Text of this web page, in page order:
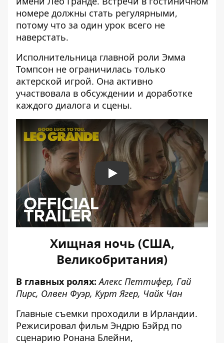
номере должны стать регулярными,
потому что за один урок всего не
наверстать.
Исполнительница главной роли Эмма
Томпсон не ограничилась только
актерской игрой. Она активно
участвовала в обсуждении и доработке
каждого диалога и сцены.
Play
Хищная ночь (США,
Великобритания)
В главных ролях:Алекс Петтифер, Гай
Пирс, Олвен Фуэр, Курт Ягер, Чайк Чан
Главные съемки проходили в Ирландии.
Режисировал фильм Эндрю Бэйрд по
сценарию Ронана Блейни,